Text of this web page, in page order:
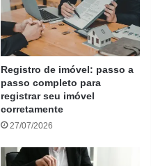
Registro de imóvel: passo a
passo completo para
registrar seu imóvel
corretamente
27/07/2026